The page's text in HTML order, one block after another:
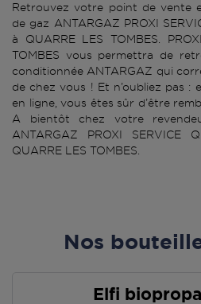
Retrouvez votre point de vente
de gaz ANTARGAZ PROXI
à QUARRE LES TOMBES.
TOMBES vous permettra de
conditionnée ANTARGAZ qui
de chez vous ! Et n’oubliez pas :
en ligne, vous êtes sûr d’être
A bientôt chez votre
ANTARGAZ PROXI SERVICE
QUARRE LES TOMBES.
Nos
Elfi